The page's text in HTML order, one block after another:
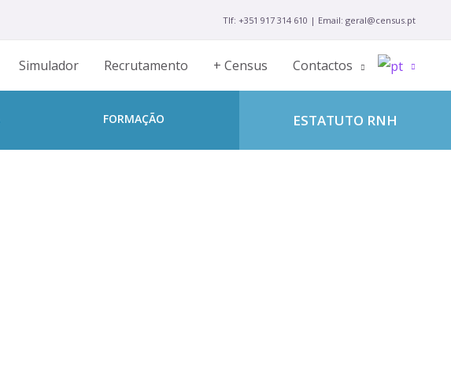
Tlf: +351 917 314 610 | Email: geral@census.pt
Simulador Recrutamento + Census Contactos
FORMAÇÃO ESTATUTO RNH